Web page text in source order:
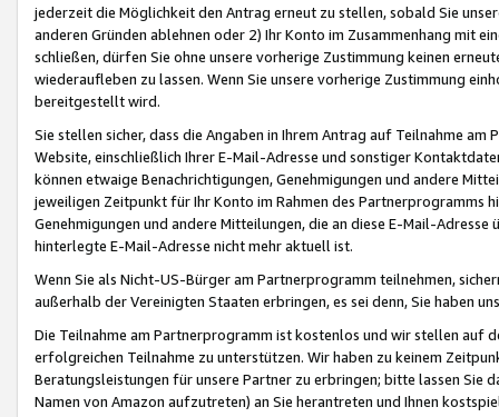
jederzeit die Möglichkeit den Antrag erneut zu stellen, sobald Sie
anderen Gründen ablehnen oder 2) Ihr Konto im Zusammenhang mit
schließen, dürfen Sie ohne unsere vorherige Zustimmung keinen
wiederaufleben zu lassen. Wenn Sie unsere vorherige Zustimmung
bereitgestellt wird.
Sie stellen sicher, dass die Angaben in Ihrem Antrag auf Teilnahme
Website, einschließlich Ihrer E-Mail-Adresse und sonstiger
können etwaige Benachrichtigungen, Genehmigungen und andere
jeweiligen Zeitpunkt für Ihr Konto im Rahmen des Partnerprogramms
Genehmigungen und andere Mitteilungen, die an diese E-Mail-
hinterlegte E-Mail-Adresse nicht mehr aktuell ist.
Wenn Sie als Nicht-US-Bürger am Partnerprogramm teilnehmen,
außerhalb der Vereinigten Staaten erbringen, es sei denn, Sie haben
Die Teilnahme am Partnerprogramm ist kostenlos und wir stellen auf
erfolgreichen Teilnahme zu unterstützen. Wir haben zu keinem
Beratungsleistungen für unsere Partner zu erbringen; bitte lassen Sie
Namen von Amazon aufzutreten) an Sie herantreten und Ihnen